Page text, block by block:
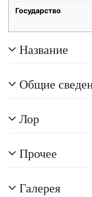
Государство
Название
Общие
Лор
Прочее
Галерея